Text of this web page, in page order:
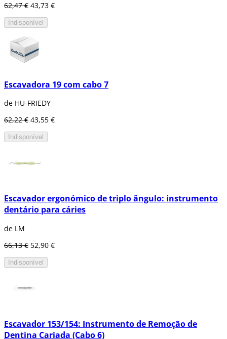
62,47 € 43,73 €
Indisponível
Escavadora 19 com cabo 7
de HU-FRIEDY
62,22 € 43,55 €
Indisponível
Escavador ergonómico de triplo ângulo: instrumento
dentário para cáries
de LM
66,13 € 52,90 €
Indisponível
Escavador 153/154: Instrumento de Remoção de
Dentina Cariada (Cabo 6)